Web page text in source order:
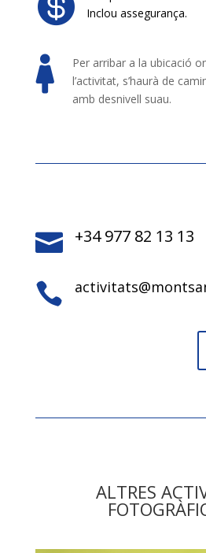
Inclou assegurança.

Per arribar a la ubicació
l’activitat, s’haurà de
amb desnivell suau.
 +34 977 82 13 13

ALTRES